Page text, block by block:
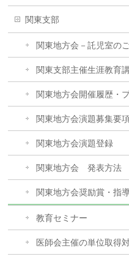
関東支部
関東地方会－託児室の
関東支部主催生涯教育
関東地方会開催履歴・
関東地方会演題募集要
関東地方会演題登録
関東地方会 発表方法
関東地方会奨励賞・指
教育セミナー
医師会主催の単位取得